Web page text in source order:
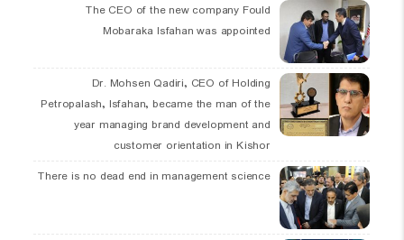
The CEO of the new company Fould
Mobaraka Isfahan was appointed
Dr. Mohsen Qadiri, CEO of Holding
Petropalash, Isfahan, became the man of the
year managing brand development and
customer orientation in Kishor
There is no dead end in management science